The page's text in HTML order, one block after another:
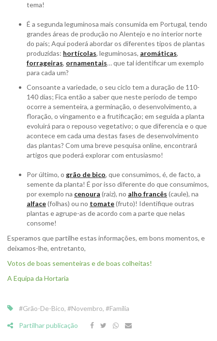
tema!
É a segunda leguminosa mais consumida em Portugal, tendo
grandes áreas de produção no Alentejo e no interior norte
do país; Aqui poderá abordar os diferentes tipos de plantas
produzidas: hortícolas, leguminosas, aromáticas,
forrageiras, ornamentais… que tal identificar um exemplo
para cada um?
Consoante a variedade, o seu ciclo tem a duração de 110-
140 dias; Fica então a saber que neste período de tempo
ocorre a sementeira, a germinação, o desenvolvimento, a
floração, o vingamento e a frutificação; em seguida a planta
evoluirá para o repouso vegetativo; o que diferencia e o que
acontece em cada uma destas fases de desenvolvimento
das plantas? Com uma breve pesquisa online, encontrará
artigos que poderá explorar com entusiasmo!
Por último, o grão de bico, que consumimos, é, de facto, a
semente da planta! É por isso diferente do que consumimos,
por exemplo na cenoura (raiz), no alho francês (caule), na
alface(folhas) ou no tomate(fruto)! Identifique outras
plantas e agrupe-as de acordo com a parte que nelas
consome!
Esperamos que partilhe estas informações, em bons momentos, e
deixamos-lhe, entretanto,
Votos de boas sementeiras e de boas colheitas!
A Equipa da Hortaria
#Grão-De-Bico, #Novembro, #Família
Partilhar publicação